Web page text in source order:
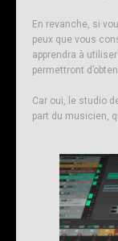
En revanche, si
peux que vous
apprendra à
permettront
Car oui, le studio
part du musicien,